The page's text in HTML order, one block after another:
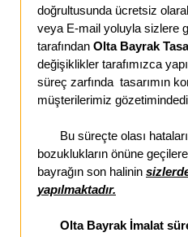
doğrultusunda ücretsiz
veya E-mail yoluyla sizlere
tarafından Olta Bayrak
değişiklikler tarafımızca
süreç zarfında tasarımın
müşterilerimiz
Bu süreçte olası
bozuklukların önüne
bayrağın son halinin
yapılmaktadır.
Olta Bayrak İmalat